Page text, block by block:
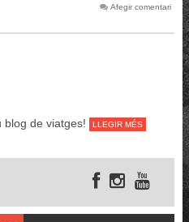
Afegir comentari
blog de viatges!
LLEGIR MÉS